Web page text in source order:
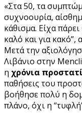
«Στα 50, τα
συχνοουρία,
κάθισμα. Είχα πάρει
καλό και για κακό”,
Μετά την
Λιβάνιο στην
η χρόνια
παθήσεις του
βοήθησε πολύ η
πλάνο, όχι η